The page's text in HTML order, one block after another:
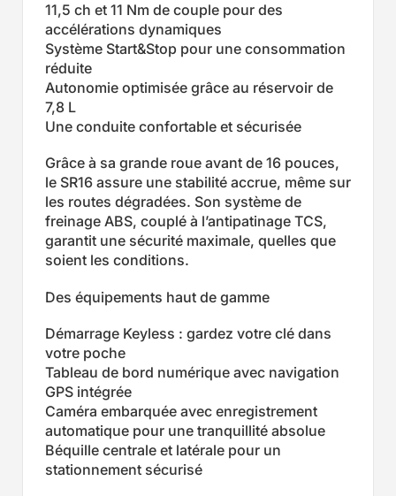
11,5 ch et 11 Nm de couple pour des
accélérations dynamiques
Système Start&Stop pour une consommation
réduite
Autonomie optimisée grâce au réservoir de
7,8 L
Une conduite confortable et sécurisée
Grâce à sa grande roue avant de 16 pouces,
le SR16 assure une stabilité accrue, même sur
les routes dégradées. Son système de
freinage ABS, couplé à l’antipatinage TCS,
garantit une sécurité maximale, quelles que
soient les conditions.
Des équipements haut de gamme
Démarrage Keyless : gardez votre clé dans
votre poche
Tableau de bord numérique avec navigation
GPS intégrée
Caméra embarquée avec enregistrement
automatique pour une tranquillité absolue
Béquille centrale et latérale pour un
stationnement sécurisé